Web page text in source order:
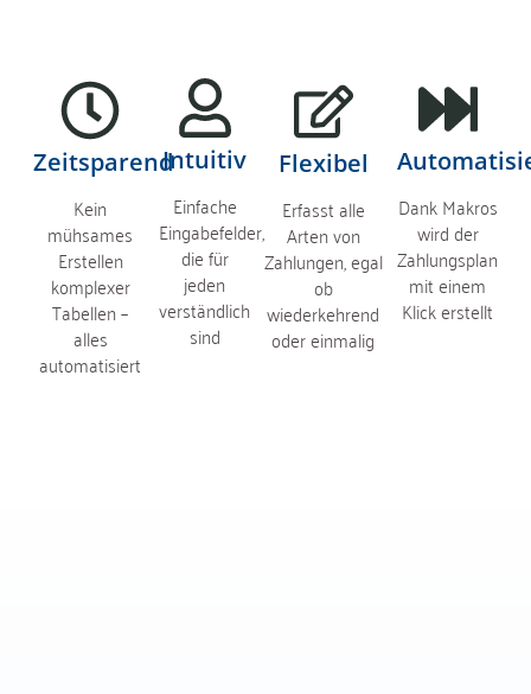
Zeitsparend
Kein
mühsames
Erstellen
komplexer
Tabellen –
alles
automatisiert
Intuitiv
Einfache
Eingabefelder,
die für
jeden
verständlich
sind
Flexibel
Erfasst alle
Arten von
Zahlungen, egal
ob
wiederkehrend
oder einmalig
Dank Makros
wird der
Zahlungsplan
mit einem
Klick erstellt